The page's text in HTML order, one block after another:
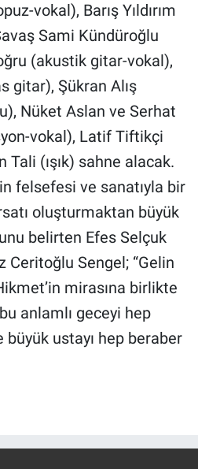
vokal), Barış Yıldırım
Sami Kündüroğlu
(akustik gitar-vokal),
gitar), Şükran Alış
Nüket Aslan ve Serhat
vokal), Latif Tiftikçi
Tali (ışık) sahne alacak.
felsefesi ve sanatıyla bir
oluşturmaktan büyük
belirten Efes Selçuk
Ceritoğlu Sengel; “Gelin
mirasına birlikte
anlamlı geceyi hep
ustayı hep beraber